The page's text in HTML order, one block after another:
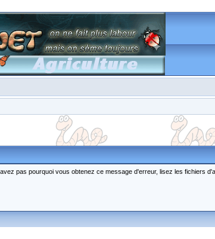
pas pourquoi vous obtenez ce message d'erreur, lisez les fichiers